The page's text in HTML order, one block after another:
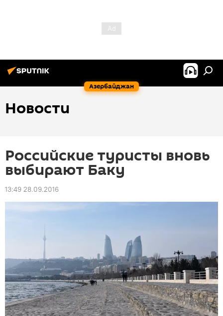
Азербайджан
Новости
Российские туристы вновь
выбирают Баку
13:49 28.09.2016